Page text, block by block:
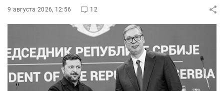
9 августа 2026, 12:56 12